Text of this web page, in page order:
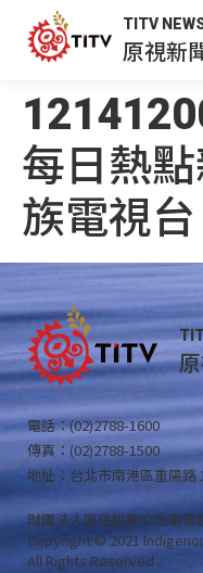
TITV
原視新
每日熱
族電視台
電話：(02)2788-1600
傳真：(02)2788-1500
地址：台北市南港區重陽路
財團法人原住民族文化事業
Copyright © 2021
All Rights Reserved .